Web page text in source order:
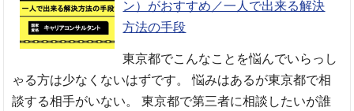
ン）がおすすめ／一人で出来る解決
方法の手段
東京都でこんなことを悩んでいらっし
ゃる方は少なくないはずです。 悩みはあるが東京都で相
談する相手がいない。 東京都で第三者に相談したいが誰